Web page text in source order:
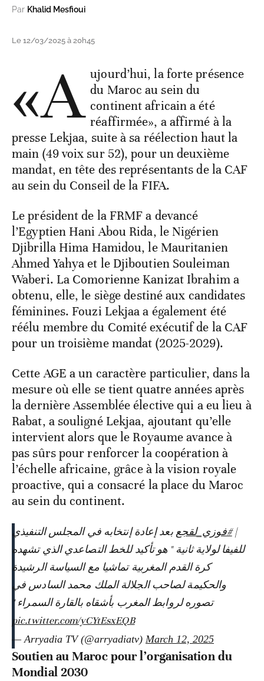
Par Khalid Mesfioui
Le 12/03/2025 à 20h45
«A ujourd’hui, la forte présence
du Maroc au sein du
continent africain a été
réaffirmée», a affirmé à la
presse Lekjaa, suite à sa réélection haut la
main (49 voix sur 52), pour un deuxième
mandat, en tête des représentants de la CAF
au sein du Conseil de la FIFA.
Le président de la FRMF a devancé
l’Egyptien Hani Abou Rida, le Nigérien
Djibrilla Hima Hamidou, le Mauritanien
Ahmed Yahya et le Djiboutien Souleiman
Waberi. La Comorienne Kanizat Ibrahim a
obtenu, elle, le siège destiné aux candidates
féminines. Fouzi Lekjaa a également été
réélu membre du Comité exécutif de la CAF
pour un troisième mandat (2025-2029).
Cette AGE a un caractère particulier, dans la
mesure où elle se tient quatre années après
la dernière Assemblée élective qui a eu lieu à
Rabat, a souligné Lekjaa, ajoutant qu’elle
intervient alors que le Royaume avance à
pas sûrs pour renforcer la coopération à
l’échelle africaine, grâce à la vision royale
proactive, qui a consacré la place du Maroc
au sein du continent.
|#فوزي_لقجع بعد إعادة إنتخابه في المجلس التنفيذي
للفيفا لولاية ثانية " هو تأكيد للخط التصاعدي الذي تشهده
كرة القدم المغربية تماشيا مع السياسة الرشيدة
والحكيمة لصاحب الجلالة الملك محمد السادس في
تصوره لروابط المغرب بأشقاه بالقارة السمراء "
pic.twitter.com/yCYtEsxEQB
— Arryadia TV (@arryadiatv) March 12, 2025
Soutien au Maroc pour l’organisation du
Mondial 2030